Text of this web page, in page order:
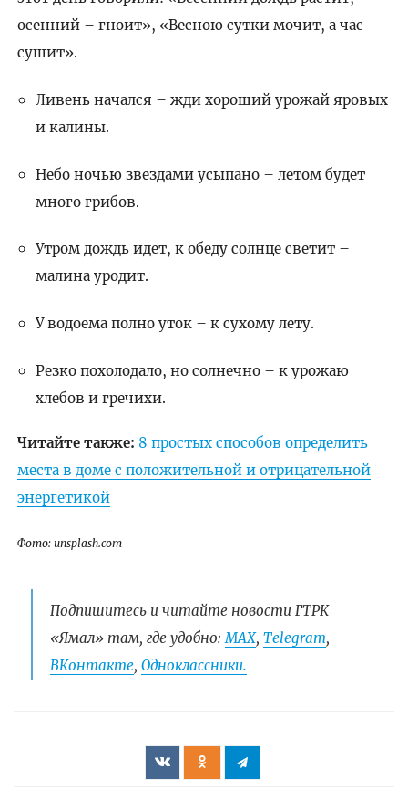
осенний – гноит», «Весною сутки мочит, а час
сушит».
Ливень начался – жди хороший урожай яровых
и калины.
Небо ночью звездами усыпано – летом будет
много грибов.
Утром дождь идет, к обеду солнце светит –
малина уродит.
У водоема полно уток – к сухому лету.
Резко похолодало, но солнечно – к урожаю
хлебов и гречихи.
Читайте также: 8 простых способов определить
места в доме с положительной и отрицательной
энергетикой
Фото: unsplash.com
Подпишитесь и читайте новости ГТРК
«Ямал» там, где удобно: МАХ, Telegram,
ВКонтакте, Одноклассники.